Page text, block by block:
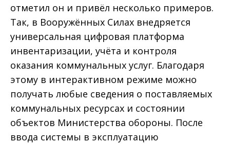
отметил он и привёл несколько примеров.
Так, в Вооружённых Силах внедряется
универсальная цифровая платформа
инвентаризации, учёта и контроля
оказания коммунальных услуг. Благодаря
этому в интерактивном режиме можно
получать любые сведения о поставляемых
коммунальных ресурсах и состоянии
объектов Министерства обороны. После
ввода системы в эксплуатацию